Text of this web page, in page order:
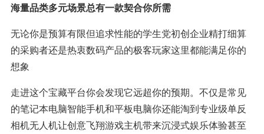
海量品类多元场景总有一款契合你所需
无论你是预算有限但追求性能的学生党初创企业精打细算
的采购者还是热衷数码产品的极客玩家这里都能满足你的
想象
走进这个宝藏平台你会发现它远超你的预期。不仅是常见
的笔记本电脑智能手机和平板电脑你还能淘到专业级单反
相机无人机让创意飞翔游戏主机带来沉浸式娱乐体验甚至